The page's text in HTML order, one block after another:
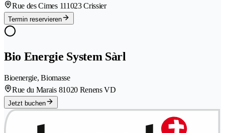
Rue des Cimes 111023 Crissier
Termin reservieren
Bio Energie System Sàrl
Bioenergie, Biomasse
Rue du Marais 81020 Renens VD
Jetzt buchen